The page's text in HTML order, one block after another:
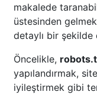
makalede
üstesinden
detaylı bir şekilde
Öncelikle,
yapılandırmak,
iyileştirmek gibi